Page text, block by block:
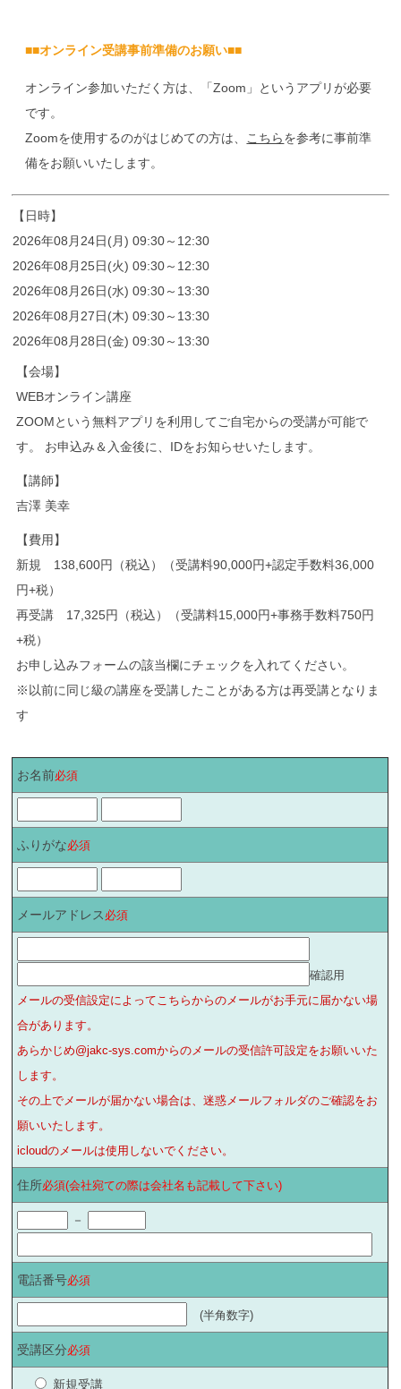
■■オンライン受講事前準備のお願い■■
オンライン参加いただく方は、「Zoom」というアプリが必要
です。
Zoomを使用するのがはじめての方は、 こちらを参考に事前準
備をお願いいたします。
【日時】
2026年08月24日(月) 09:30～12:30
2026年08月25日(火) 09:30～12:30
2026年08月26日(水) 09:30～13:30
2026年08月27日(木) 09:30～13:30
2026年08月28日(金) 09:30～13:30
【会場】
WEBオンライン講座
ZOOMという無料アプリを利用してご自宅からの受講が可能で
す。 お申込み＆入金後に、IDをお知らせいたします。
【講師】
吉澤 美幸
【費用】
新規 138,600円（税込）（受講料90,000円+認定手数料36,000
円+税）
再受講 17,325円（税込）（受講料15,000円+事務手数料750円
+税）
お申し込みフォームの該当欄にチェックを入れてください。
※以前に同じ級の講座を受講したことがある方は再受講となりま
す
お名前必須
ふりがな必須
メールアドレス 必須
確認用
メールの受信設定によってこちらからのメールがお手元に届かない場
合があります。
あらかじめ@jakc-sys.comからのメールの受信許可設定をお願いいた
します。
その上でメールが届かない場合は、迷惑メールフォルダのご確認をお
願いいたします。
icloudのメールは使用しないでください。
住所必須(会社宛ての際は会社名も記載して下さい)
－
電話番号必須
(半角数字)
受講区分必須
新規受講